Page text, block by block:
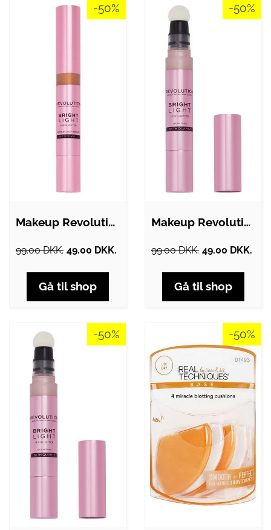
-50%
Makeup Revolution - Bright Light…
99.00 DKK. 49.00 DKK.
Gå til shop
-50%
Makeup Revolution - Bright Light…
99.00 DKK. 49.00 DKK.
Gå til shop
-50% -50%